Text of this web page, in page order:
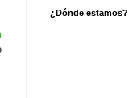
¿Dónde estamos?